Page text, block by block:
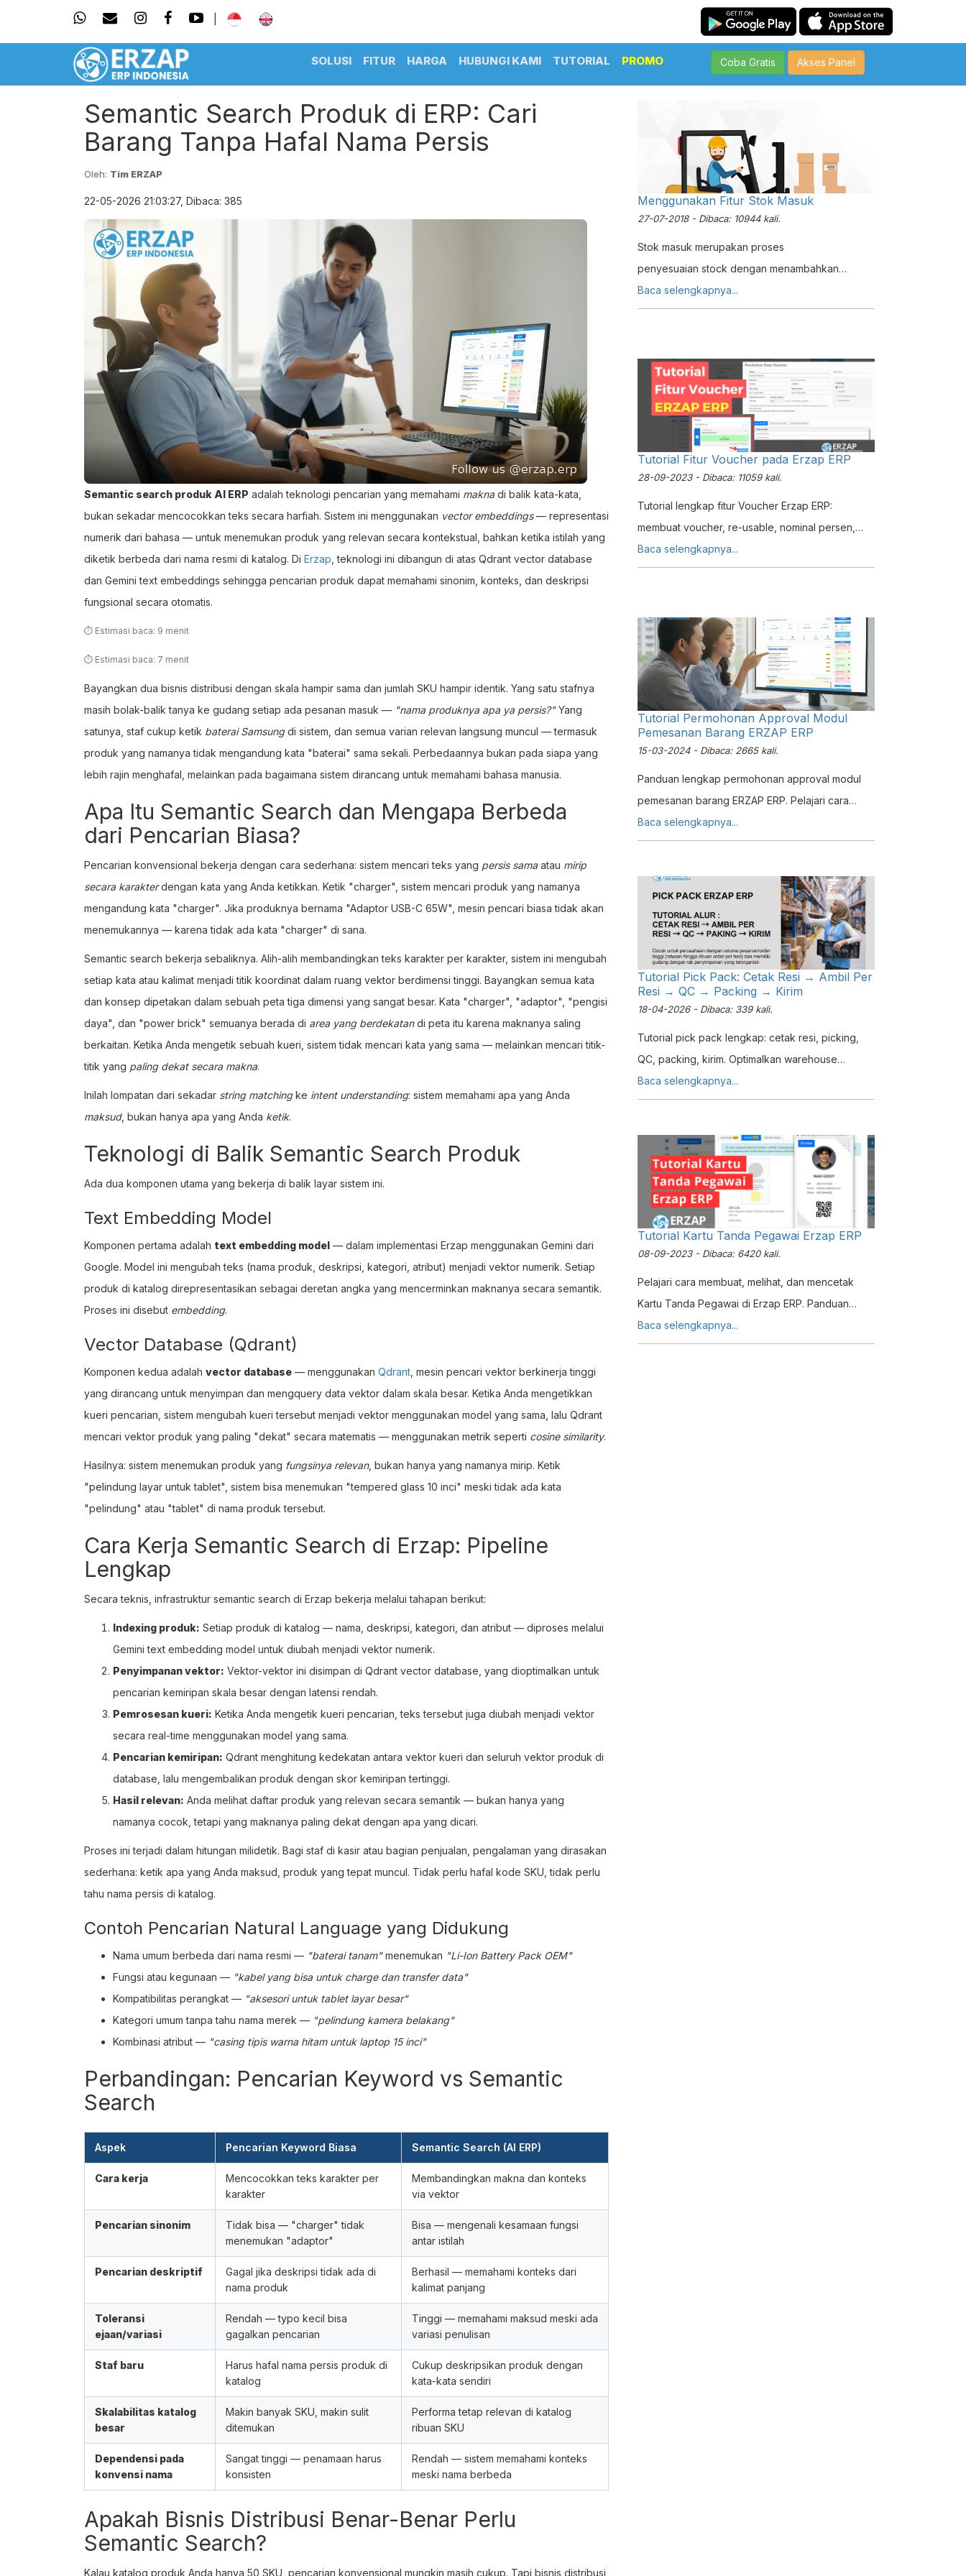
SOLUSI FITUR HARGA HUBUNGI KAMI TUTORIAL PROMO Coba Gratis Akses Panel
Semantic Search Produk di ERP: Cari
Barang Tanpa Hafal Nama Persis
Oleh: Tim ERZAP
22-05-2026 21:03:27, Dibaca: 385
Semantic search produk AI ERP adalah teknologi pencarian yang memahami makna di balik kata-kata,
bukan sekadar mencocokkan teks secara harfiah. Sistem ini menggunakan vector embeddings— representasi
numerik dari bahasa — untuk menemukan produk yang relevan secara kontekstual, bahkan ketika istilah yang
diketik berbeda dari nama resmi di katalog. Di Erzap , teknologi ini dibangun di atas Qdrant vector database
dan Gemini text embeddings sehingga pencarian produk dapat memahami sinonim, konteks, dan deskripsi
fungsional secara otomatis.
⏱ Estimasi baca: 9 menit
⏱ Estimasi baca: 7 menit
Bayangkan dua bisnis distribusi dengan skala hampir sama dan jumlah SKU hampir identik. Yang satu stafnya
masih bolak-balik tanya ke gudang setiap ada pesanan masuk — "nama produknya apa ya persis?"Yang
satunya, staf cukup ketik baterai Samsungdi sistem, dan semua varian relevan langsung muncul — termasuk
produk yang namanya tidak mengandung kata "baterai" sama sekali. Perbedaannya bukan pada siapa yang
lebih rajin menghafal, melainkan pada bagaimana sistem dirancang untuk memahami bahasa manusia.
Apa Itu Semantic Search dan Mengapa Berbeda
dari Pencarian Biasa?
Pencarian konvensional bekerja dengan cara sederhana: sistem mencari teks yang persis sama atau mirip
secara karakterdengan kata yang Anda ketikkan. Ketik "charger", sistem mencari produk yang namanya
mengandung kata "charger". Jika produknya bernama "Adaptor USB-C 65W", mesin pencari biasa tidak akan
menemukannya — karena tidak ada kata "charger" di sana.
Semantic search bekerja sebaliknya. Alih-alih membandingkan teks karakter per karakter, sistem ini mengubah
setiap kata atau kalimat menjadi titik koordinat dalam ruang vektor berdimensi tinggi. Bayangkan semua kata
dan konsep dipetakan dalam sebuah peta tiga dimensi yang sangat besar. Kata "charger", "adaptor", "pengisi
daya", dan "power brick" semuanya berada di area yang berdekatandi peta itu karena maknanya saling
berkaitan. Ketika Anda mengetik sebuah kueri, sistem tidak mencari kata yang sama — melainkan mencari titik-
titik yang paling dekat secara makna.
Inilah lompatan dari sekadar string matchingke intent understanding: sistem memahami apa yang Anda
maksud, bukan hanya apa yang Anda ketik.
Teknologi di Balik Semantic Search Produk
Ada dua komponen utama yang bekerja di balik layar sistem ini.
Text Embedding Model
Komponen pertama adalah text embedding model — dalam implementasi Erzap menggunakan Gemini dari
Google. Model ini mengubah teks (nama produk, deskripsi, kategori, atribut) menjadi vektor numerik. Setiap
produk di katalog direpresentasikan sebagai deretan angka yang mencerminkan maknanya secara semantik.
Proses ini disebut embedding.
Vector Database (Qdrant)
Komponen kedua adalah vector database — menggunakan Qdrant , mesin pencari vektor berkinerja tinggi
yang dirancang untuk menyimpan dan mengquery data vektor dalam skala besar. Ketika Anda mengetikkan
kueri pencarian, sistem mengubah kueri tersebut menjadi vektor menggunakan model yang sama, lalu Qdrant
mencari vektor produk yang paling "dekat" secara matematis — menggunakan metrik seperti cosine similarity.
Hasilnya: sistem menemukan produk yang fungsinya relevan, bukan hanya yang namanya mirip. Ketik
"pelindung layar untuk tablet", sistem bisa menemukan "tempered glass 10 inci" meski tidak ada kata
"pelindung" atau "tablet" di nama produk tersebut.
Cara Kerja Semantic Search di Erzap: Pipeline
Lengkap
Secara teknis, infrastruktur semantic search di Erzap bekerja melalui tahapan berikut:
Indexing produk: Setiap produk di katalog — nama, deskripsi, kategori, dan atribut — diproses melalui
Gemini text embedding model untuk diubah menjadi vektor numerik.
Penyimpanan vektor: Vektor-vektor ini disimpan di Qdrant vector database, yang dioptimalkan untuk
pencarian kemiripan skala besar dengan latensi rendah.
Pemrosesan kueri: Ketika Anda mengetik kueri pencarian, teks tersebut juga diubah menjadi vektor
secara real-time menggunakan model yang sama.
Pencarian kemiripan: Qdrant menghitung kedekatan antara vektor kueri dan seluruh vektor produk di
database, lalu mengembalikan produk dengan skor kemiripan tertinggi.
Hasil relevan: Anda melihat daftar produk yang relevan secara semantik — bukan hanya yang
namanya cocok, tetapi yang maknanya paling dekat dengan apa yang dicari.
Proses ini terjadi dalam hitungan milidetik. Bagi staf di kasir atau bagian penjualan, pengalaman yang dirasakan
sederhana: ketik apa yang Anda maksud, produk yang tepat muncul. Tidak perlu hafal kode SKU, tidak perlu
tahu nama persis di katalog.
Contoh Pencarian Natural Language yang Didukung
Nama umum berbeda dari nama resmi — "baterai tanam"menemukan "Li-Ion Battery Pack OEM"
Fungsi atau kegunaan — "kabel yang bisa untuk charge dan transfer data"
Kompatibilitas perangkat — "aksesori untuk tablet layar besar"
Kategori umum tanpa tahu nama merek — "pelindung kamera belakang"
Kombinasi atribut — "casing tipis warna hitam untuk laptop 15 inci"
Perbandingan: Pencarian Keyword vs Semantic
Search
Aspek Pencarian Keyword Biasa Semantic Search (AI ERP)
Cara kerja
Mencocokkan teks karakter per
karakter
Membandingkan makna dan konteks
via vektor
Pencarian sinonim
Tidak bisa — "charger" tidak
menemukan "adaptor"
Bisa — mengenali kesamaan fungsi
antar istilah
Pencarian deskriptif
Gagal jika deskripsi tidak ada di
nama produk
Berhasil — memahami konteks dari
kalimat panjang
Toleransi
ejaan/variasi
Rendah — typo kecil bisa
gagalkan pencarian
Tinggi — memahami maksud meski ada
variasi penulisan
Staf baru
Harus hafal nama persis produk di
katalog
Cukup deskripsikan produk dengan
kata-kata sendiri
Skalabilitas katalog
besar
Makin banyak SKU, makin sulit
ditemukan
Performa tetap relevan di katalog
ribuan SKU
Dependensi pada
konvensi nama
Sangat tinggi — penamaan harus
konsisten
Rendah — sistem memahami konteks
meski nama berbeda
Apakah Bisnis Distribusi Benar-Benar Perlu
Semantic Search?
Kalau katalog produk Anda hanya 50 SKU, pencarian konvensional mungkin masih cukup. Tapi bisnis distribusi
Menggunakan Fitur Stok Masuk
27-07-2018 - Dibaca: 10944 kali.
Stok masuk merupakan proses
penyesuaian stock dengan menambahkan
kuantiti barang. Hal ini sama halnya dengan
proses Penyesuaian Stok namun lebih spesifikasi
Baca selengkapnya...
Tutorial Fitur Voucher pada Erzap ERP
28-09-2023 - Dibaca: 11059 kali.
Tutorial lengkap fitur Voucher Erzap ERP:
membuat voucher, re-usable, nominal persen,
import Excel, dan penggunaan di POS Web &
Android untuk strategi pemasaran.
Baca selengkapnya...
Tutorial Permohonan Approval Modul
Pemesanan Barang ERZAP ERP
15-03-2024 - Dibaca: 2665 kali.
Panduan lengkap permohonan approval modul
pemesanan barang ERZAP ERP. Pelajari cara
membuat PO, mengajukan approval, hingga
proses keputusan approver setujui atau tolak.
Baca selengkapnya...
Tutorial Pick Pack: Cetak Resi → Ambil Per
Resi → QC → Packing → Kirim
18-04-2026 - Dibaca: 339 kali.
Tutorial pick pack lengkap: cetak resi, picking,
QC, packing, kirim. Optimalkan warehouse
management system untuk fulfillment order cepat
dan akurat.
Baca selengkapnya...
Tutorial Kartu Tanda Pegawai Erzap ERP
08-09-2023 - Dibaca: 6420 kali.
Pelajari cara membuat, melihat, dan mencetak
Kartu Tanda Pegawai di Erzap ERP. Panduan
lengkap edit data pegawai dan pilih format
landscape atau portrait.
Baca selengkapnya...